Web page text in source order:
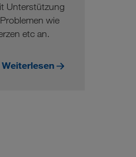
Unterstützung
wie
etc an.
Weiterlesen